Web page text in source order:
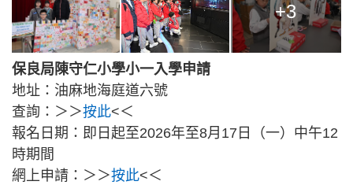
+3
保良局陳守仁小學小一入學申請
地址：油麻地海庭道六號
查詢：＞＞按此<＜
報名日期：即日起至2026年至8月17日（一）中午12
時期間
網上申請：＞＞按此<＜